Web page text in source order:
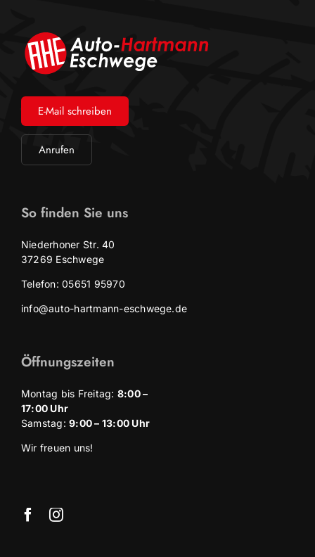
E-Mail schreiben
Anrufen
So finden Sie uns
Niederhoner Str. 40
37269 Eschwege
Telefon: 05651 95970
info@auto-hartmann-eschwege.de
Öffnungszeiten
Montag bis Freitag: 8:00 –
17:00 Uhr
Samstag:9:00 – 13:00 Uhr
Wir freuen uns!